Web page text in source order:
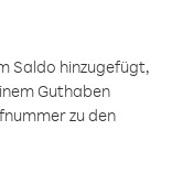
Saldo hinzugefügt,
Guthaben
zu den